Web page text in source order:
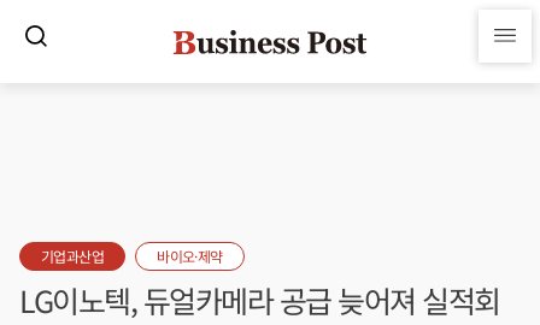
기업과산업 바이오·제약
LG이노텍, 듀얼카메라 공급 늦어져 실적회